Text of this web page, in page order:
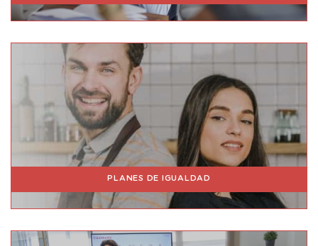
PLANES DE IGUALDAD